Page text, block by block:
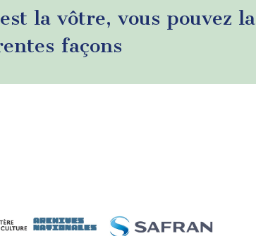
la vôtre, vous pouvez la
façons